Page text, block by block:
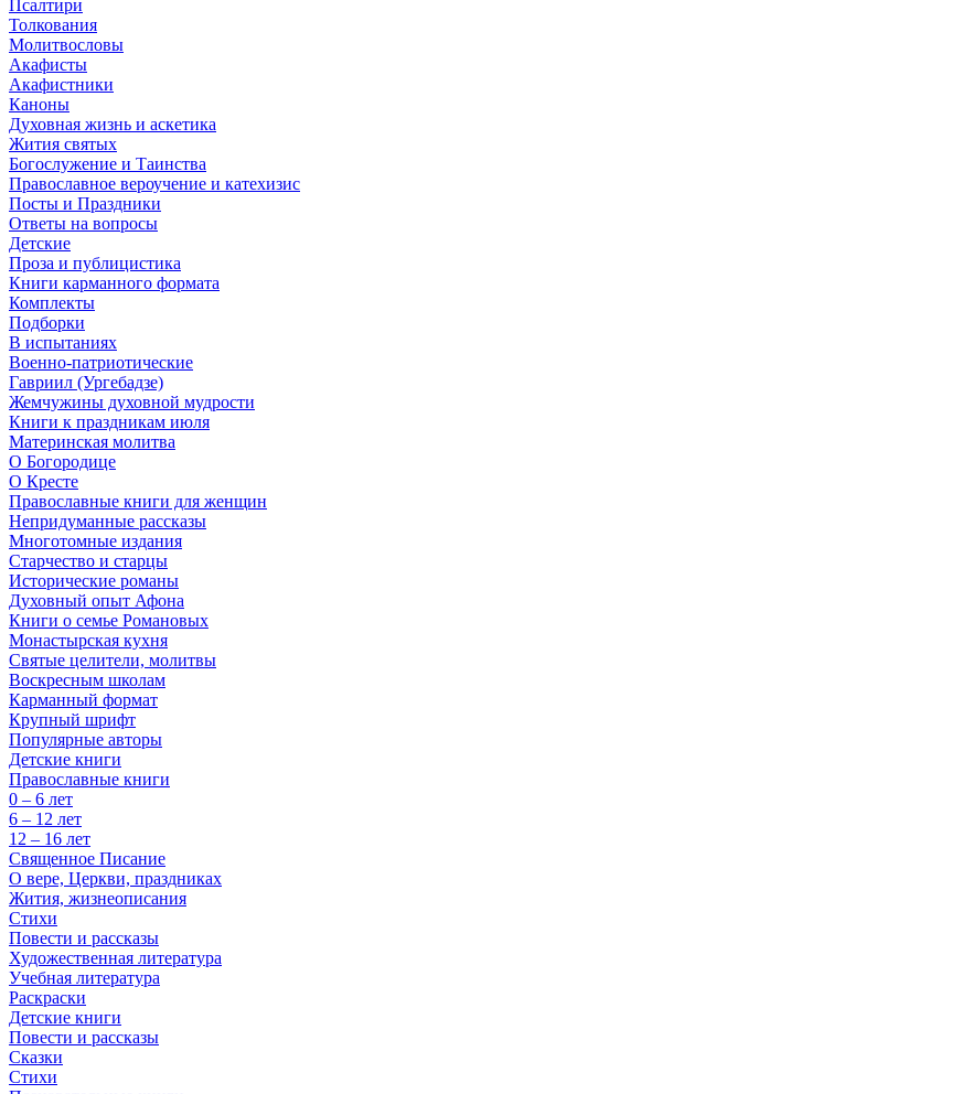
Псалтири
Толкования
Молитвословы
Акафисты
Акафистники
Каноны
Духовная жизнь и аскетика
Жития святых
Богослужение и Таинства
Православное вероучение и катехизис
Посты и Праздники
Ответы на вопросы
Детские
Проза и публицистика
Книги карманного формата
Комплекты
Подборки
В испытаниях
Военно-патриотические
Гавриил (Ургебадзе)
Жемчужины духовной мудрости
Книги к праздникам июля
Материнская молитва
О Богородице
О Кресте
Православные книги для женщин
Непридуманные рассказы
Многотомные издания
Старчество и старцы
Исторические романы
Духовный опыт Афона
Книги о семье Романовых
Монастырская кухня
Святые целители, молитвы
Воскресным школам
Карманный формат
Крупный шрифт
Популярные авторы
Детские книги
Православные книги
0 – 6 лет
6 – 12 лет
12 – 16 лет
Священное Писание
О вере, Церкви, праздниках
Жития, жизнеописания
Стихи
Повести и рассказы
Художественная литература
Учебная литература
Раскраски
Детские книги
Повести и рассказы
Сказки
Стихи